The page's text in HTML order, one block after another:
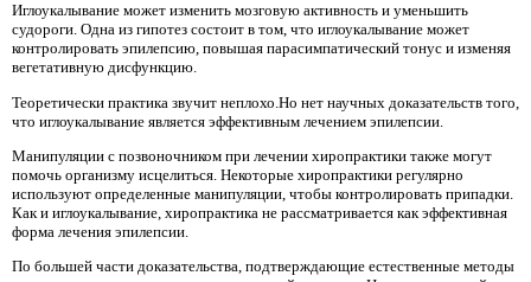
Иглоукалывание может изменить мозговую активность и уменьшить
судороги. Одна из гипотез состоит в том, что иглоукалывание может
контролировать эпилепсию, повышая парасимпатический тонус и изменяя
вегетативную дисфункцию.
Теоретически практика звучит неплохо.Но нет научных доказательств того,
что иглоукалывание является эффективным лечением эпилепсии.
Манипуляции с позвоночником при лечении хиропрактики также могут
помочь организму исцелиться. Некоторые хиропрактики регулярно
используют определенные манипуляции, чтобы контролировать припадки.
Как и иглоукалывание, хиропрактика не рассматривается как эффективная
форма лечения эпилепсии.
По большей части доказательства, подтверждающие естественные методы